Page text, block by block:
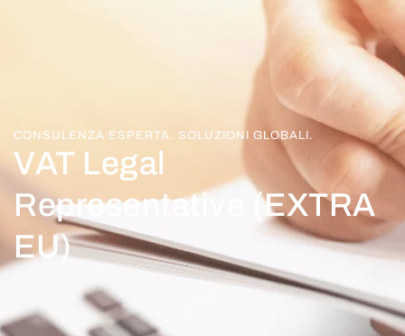
CONSULENZA ESPERTA. SOLUZIONI GLOBALI.
VAT Legal
Representative (EXTRA
EU)